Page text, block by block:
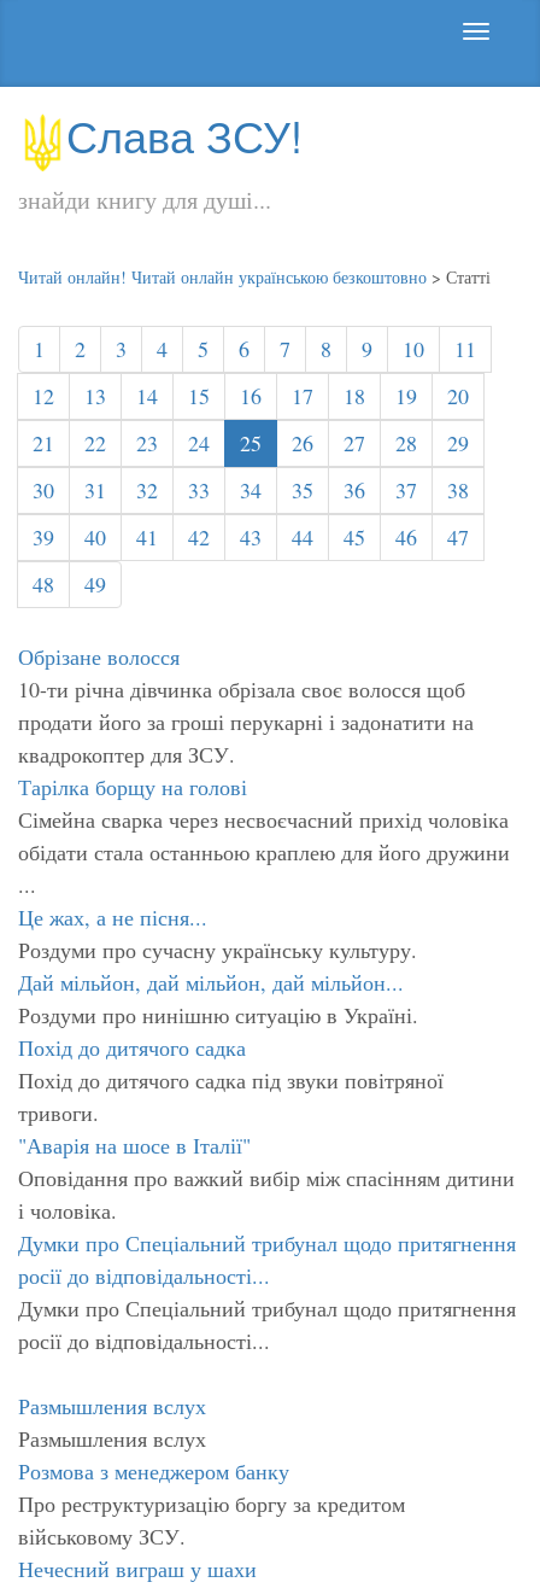
Слава ЗСУ!
знайди книгу для душі...
Читай онлайн! Читай онлайн українською безкоштовно > Статті
1 2 3 4 5 6 7 8 9 10
11
12
13 14 15 16 17 18 19
20
21
22 23 24 25 26 27 28
29
30
31 32 33 34 35 36 37
38
39
40 41 42 43 44 45 46
47
48
49
Обрізане волосся
10-ти річна дівчинка обрізала своє волосся щоб
продати його за гроші перукарні і задонатити на
квадрокоптер для ЗСУ.
Тарілка борщу на голові
Сімейна сварка через несвоєчасний прихід чоловіка
обідати стала останньою краплею для його дружини
...
Це жах, а не пісня...
Роздуми про сучасну українську культуру.
Дай мільйон, дай мільйон, дай мільйон...
Роздуми про нинішню ситуацію в Україні.
Похід до дитячого садка
Похід до дитячого садка під звуки повітряної
тривоги.
"Аварія на шосе в Італії"
Оповідання про важкий вибір між спасінням дитини
і чоловіка.
Думки про Спеціальний трибунал щодо притягнення
росії до відповідальності...
Думки про Спеціальний трибунал щодо притягнення
росії до відповідальності...
Размышления вслух
Размышления вслух
Розмова з менеджером банку
Про реструктуризацію боргу за кредитом
військовому ЗСУ.
Нечесний виграш у шахи